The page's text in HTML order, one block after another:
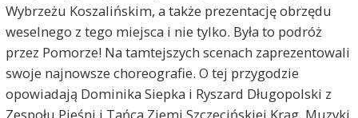
Wybrzeżu Koszalińskim, a także prezentację obrzędu
weselnego z tego miejsca i nie tylko. Była to podróż
przez Pomorze! Na tamtejszych scenach zaprezentowali
swoje najnowsze choreografie. O tej przygodzie
opowiadają Dominika Siepka i Ryszard Długopolski z
Zespołu Pieśni i Tańca Ziemi Szczecińskiej Krąg. Muzyki